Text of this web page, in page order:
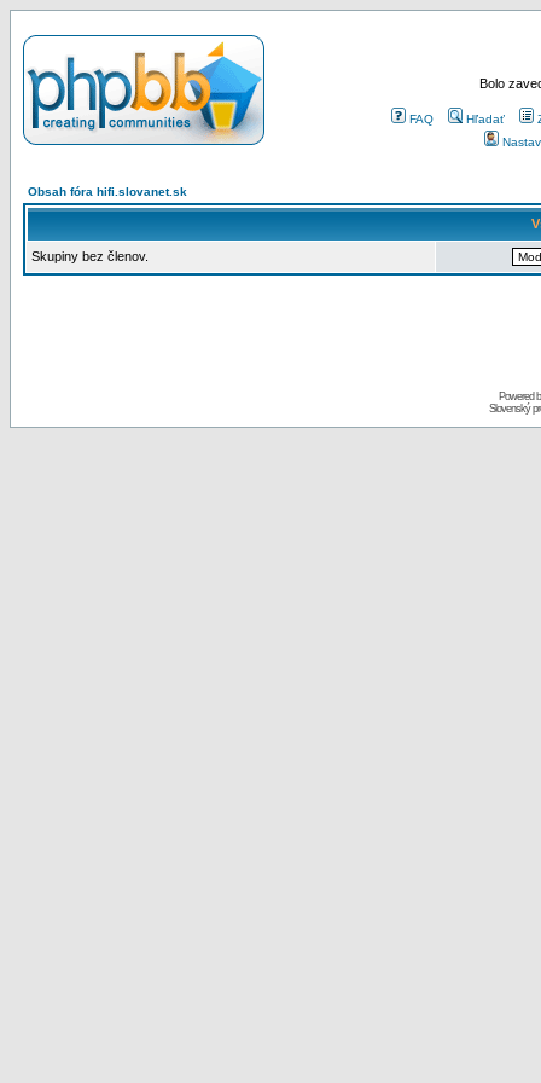
Bolo
FAQ Hľadať
Obsah fóra hifi.slovanet.sk
Skupiny bez členov.
Powered
Slovenský